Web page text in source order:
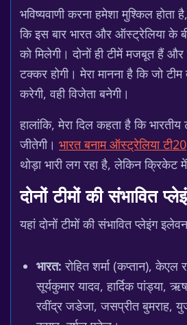
भविष्यवाणी करना हमेशा मुश्किल
कि इस बार भारत और ऑस्ट्रेलिया के
को मिलेगी। दोनों ही टीमें मजबूत हैं
टक्कर होगी। मेरा मानना है कि जो
करेगी, वही विजेता बनेगी।
हालांकि, मेरा दिल कहता है कि
जीतेगी। भारत बनाम ऑस्ट्रेलिया टी20
थोड़ा भारी लग रहा है, लेकिन क्रिकेट
दोनों टीमों की संभावित
यहां दोनों टीमों की संभावित प्लेइंग
भारत: रोहित शर्मा (कप्तान), केएल
सूर्यकुमार यादव, हार्दिक पांड्या,
रवींद्र जडेजा, जसप्रीत बुमराह,